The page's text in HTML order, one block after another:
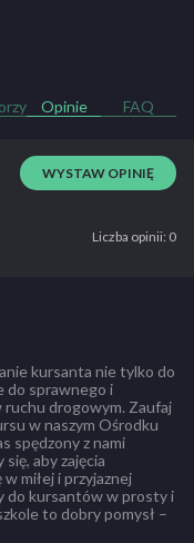
Opinie FAQ
WYSTAW OPINIĘ
Liczba opinii: 0
kursanta nie tylko do
do sprawnego i
ruchu drogowym. Zaufaj
w naszym Ośrodku
spędzony z nami
aby zajęcia
miłej i przyjaznej
do kursantów w prosty i
to dobry pomysł –